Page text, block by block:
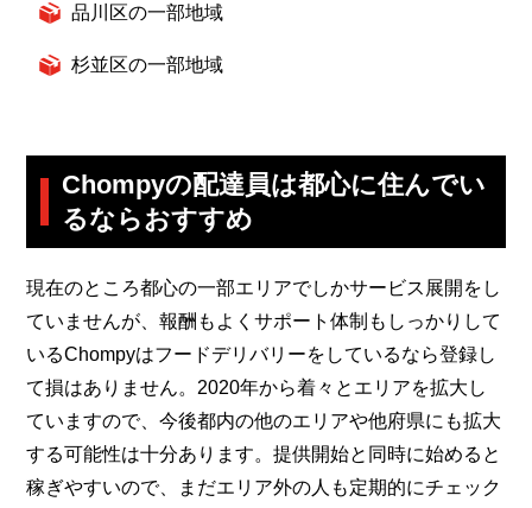
品川区の一部地域
杉並区の一部地域
Chompyの配達員は都心に住んでい
るならおすすめ
現在のところ都心の一部エリアでしかサービス展開をし
ていませんが、報酬もよくサポート体制もしっかりして
いるChompyはフードデリバリーをしているなら登録し
て損はありません。2020年から着々とエリアを拡大し
ていますので、今後都内の他のエリアや他府県にも拡大
する可能性は十分あります。提供開始と同時に始めると
稼ぎやすいので、まだエリア外の人も定期的にチェック